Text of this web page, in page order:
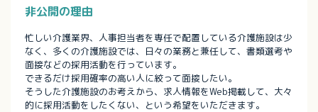
非公開の理由
忙しい介護業界、人事担当者を専任で配置している介護施設は少
なく、多くの介護施設では、日々の業務と兼任して、書類選考や
面接などの採用活動を行っています。
できるだけ採用確率の高い人に絞って面接したい。
そうした介護施設のお考えから、求人情報をWeb掲載して、大々
的に採用活動をしたくない、という希望をいただきます。